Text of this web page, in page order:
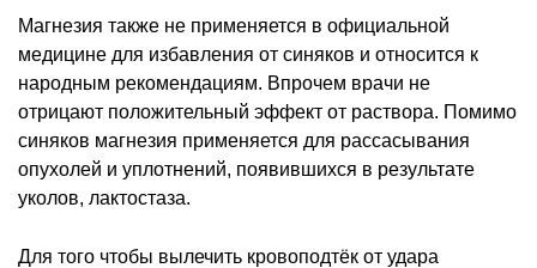
Магнезия также не применяется в официальной
медицине для избавления от синяков и относится к
народным рекомендациям. Впрочем врачи не
отрицают положительный эффект от раствора. Помимо
синяков магнезия применяется для рассасывания
опухолей и уплотнений, появившихся в результате
уколов, лактостаза.
Для того чтобы вылечить кровоподтёк от удара